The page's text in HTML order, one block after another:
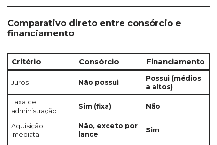
Comparativo direto entre consórcio e
financiamento
Critério Consórcio Financiamento
Juros Não possui
Possui (médios
a altos)
Taxa de
administração
Sim (fixa) Não
Aquisição
imediata
Não, exceto por
lance
Sim